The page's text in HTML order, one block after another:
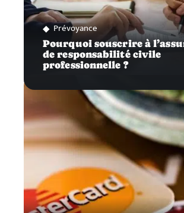
Prévoyance
Pourquoi souscrire à
de responsabilité civile
professionnelle ?